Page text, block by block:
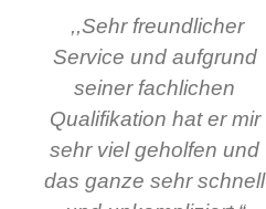
,,Sehr freundlicher
Service und aufgrund
seiner fachlichen
Qualifikation hat er mir
sehr viel geholfen und
das ganze sehr schnell